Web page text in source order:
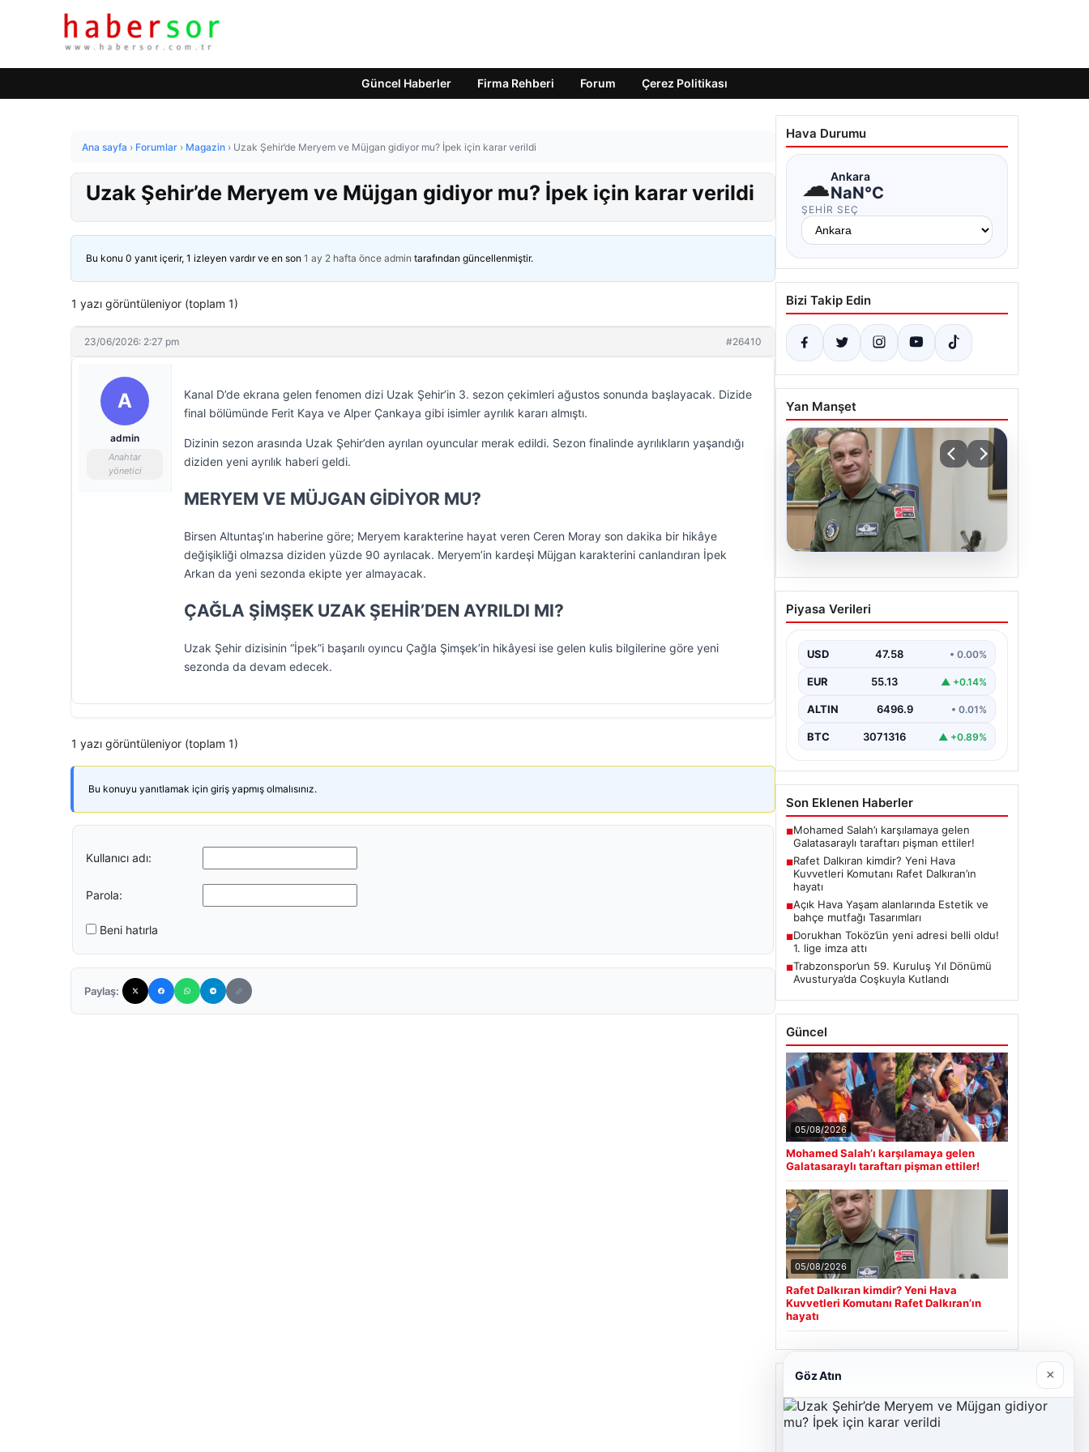
Güncel Haberler Firma Rehberi Forum Çerez Politikası
Ana sayfa › Forumlar › Magazin › Uzak Şehir’de Meryem ve Müjgan gidiyor mu? İpek için karar verildi
Uzak Şehir’de Meryem ve Müjgan gidiyor mu? İpek için karar verildi
Bu konu 0 yanıt içerir, 1 izleyen vardır ve en son 1 ay 2 hafta önce admin tarafından güncellenmiştir.
1 yazı görüntüleniyor (toplam 1)
23/06/2026: 2:27 pm #26410
A
admin
Anahtar
yönetici
Kanal D’de ekrana gelen fenomen dizi Uzak Şehir’in 3. sezon çekimleri ağustos sonunda başlayacak. Dizide
final bölümünde Ferit Kaya ve Alper Çankaya gibi isimler ayrılık kararı almıştı.
Dizinin sezon arasında Uzak Şehir’den ayrılan oyuncular merak edildi. Sezon finalinde ayrılıkların yaşandığı
diziden yeni ayrılık haberi geldi.
MERYEM VE MÜJGAN GİDİYOR MU?
Birsen Altuntaş’ın haberine göre; Meryem karakterine hayat veren Ceren Moray son dakika bir hikâye
değişikliği olmazsa diziden yüzde 90 ayrılacak. Meryem’in kardeşi Müjgan karakterini canlandıran İpek
Arkan da yeni sezonda ekipte yer almayacak.
ÇAĞLA ŞİMŞEK UZAK ŞEHİR’DEN AYRILDI MI?
Uzak Şehir dizisinin “İpek”i başarılı oyıncu Çağla Şimşek’in hikâyesi ise gelen kulis bilgilerine göre yeni
sezonda da devam edecek.
1 yazı görüntüleniyor (toplam 1)
Bu konuyu yanıtlamak için giriş yapmış olmalısınız.
Kullanıcı adı:
Parola:
Beni hatırla
Paylaş:
Hava Durumu
☁Ankara
NaN°C
ŞEHIR SEÇ
Bizi Takip Edin
Yan Manşet
05.08.2026
Rafet Dalkıran kimdir?
Yeni Hava Kuvvetleri
hayatı
Piyasa Verileri
USD 47.58 • 0.00%
EUR 55.13 ▲ +0.14%
ALTIN 6496.9 • 0.01%
BTC 3071316 ▲ +0.89%
Son Eklenen Haberler
■Mohamed Salah’ı karşılamaya gelen
Galatasaraylı taraftarı pişman ettiler!
■Rafet Dalkıran kimdir? Yeni Hava
Kuvvetleri Komutanı Rafet Dalkıran’ın
hayatı
■Açık Hava Yaşam alanlarında Estetik ve
bahçe mutfağı Tasarımları
■Dorukhan Toköz’ün yeni adresi belli oldu!
1. lige imza attı
■Trabzonspor’un 59. Kuruluş Yıl Dönümü
Avusturya’da Coşkuyla Kutlandı
Güncel
05/08/2026
Mohamed Salah’ı karşılamaya gelen
Galatasaraylı taraftarı pişman ettiler!
05/08/2026
Rafet Dalkıran kimdir? Yeni Hava
Kuvvetleri Komutanı Rafet Dalkıran’ın
hayatı
Son Eklenen Firmalar
Cengiz Sigorta
Göz Atın ×